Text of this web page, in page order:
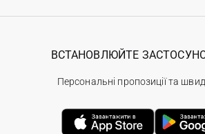
ВСТАНОВЛЮЙТЕ
Персональні пропозиції та